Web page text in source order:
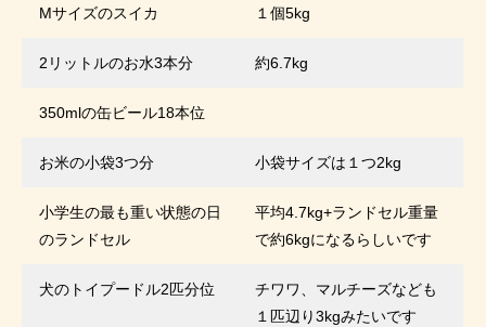
Mサイズのスイカ １個5kg
2リットルのお水3本分 約6.7kg
350mlの缶ビール18本位
お米の小袋3つ分 小袋サイズは１つ2kg
小学生の最も重い状態の日
のランドセル
平均4.7kg+ランドセル重量
で約6kgになるらしいです
犬のトイプードル2匹分位
チワワ、マルチーズなども
１匹辺り3kgみたいです